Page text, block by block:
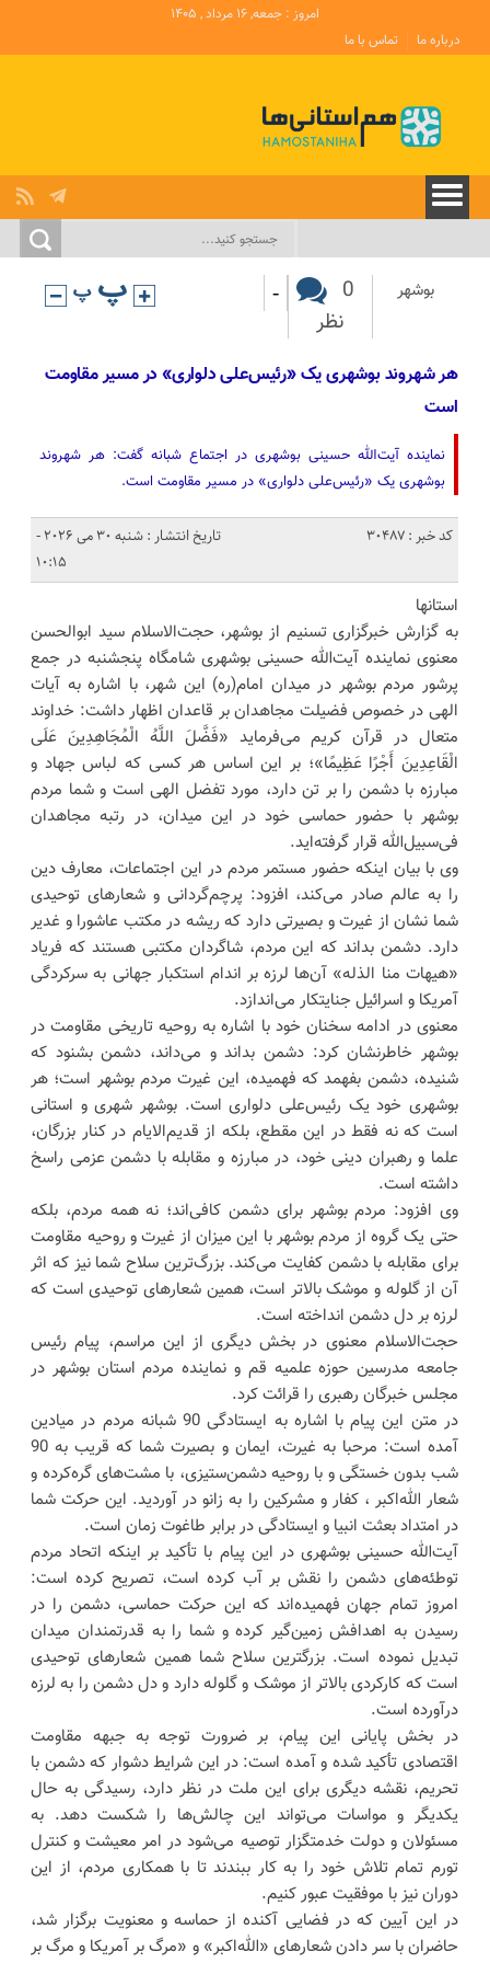
امروز : جمعه, ۱۶ مرداد , ۱۴۰۵
درباره ما
تماس با ما
بوشهر
0
نظر
-
هر شهروند بوشهری یک «رئیس‌علی دلواری» در مسیر مقاومت
است
نماینده آیت‌الله حسینی بوشهری در اجتماع شبانه گفت: هر شهروند
بوشهری یک «رئیس‌علی دلواری» در مسیر مقاومت است.
کد خبر : 30487
تاریخ انتشار : شنبه 30 می 2026 -
10:15
استانها
به گزارش خبرگزاری تسنیم از بوشهر، حجت‌الاسلام سید ابوالحسن
معنوی نماینده آیت‌الله حسینی بوشهری شامگاه پنجشنبه در جمع
پرشور مردم بوشهر در میدان امام(ره) این شهر، با اشاره به آیات
الهی در خصوص فضیلت مجاهدان بر قاعدان اظهار داشت: خداوند
متعال در قرآن کریم می‌فرماید «فَضَّلَ اللَّهُ الْمُجَاهِدِینَ عَلَى
الْقَاعِدِینَ أَجْرًا عَظِیمًا»؛ بر این اساس هر کسی که لباس جهاد و
مبارزه با دشمن را بر تن دارد، مورد تفضل الهی است و شما مردم
بوشهر با حضور حماسی خود در این میدان، در رتبه مجاهدان
فی‌سبیل‌الله قرار گرفته‌اید.
وی با بیان اینکه حضور مستمر مردم در این اجتماعات، معارف دین
را به عالم صادر می‌کند، افزود: پرچم‌گردانی و شعارهای توحیدی
شما نشان از غیرت و بصیرتی دارد که ریشه در مکتب عاشورا و غدیر
دارد. دشمن بداند که این مردم، شاگردان مکتبی هستند که فریاد
«هیهات منا الذله» آن‌ها لرزه بر اندام استکبار جهانی به سرکردگی
آمریکا و اسرائیل جنایتکار می‌اندازد.
معنوی در ادامه سخنان خود با اشاره به روحیه تاریخی مقاومت در
بوشهر خاطرنشان کرد: دشمن بداند و می‌داند، دشمن بشنود که
شنیده، دشمن بفهمد که فهمیده، این غیرت مردم بوشهر است؛ هر
بوشهری خود یک رئیس‌علی دلواری است. بوشهر شهری و استانی
است که نه فقط در این مقطع، بلکه از قدیم‌الایام در کنار بزرگان،
علما و رهبران دینی خود، در مبارزه و مقابله با دشمن عزمی راسخ
داشته است.
وی افزود: مردم بوشهر برای دشمن کافی‌اند؛ نه همه مردم، بلکه
حتی یک گروه از مردم بوشهر با این میزان از غیرت و روحیه مقاومت
برای مقابله با دشمن کفایت می‌کند. بزرگ‌ترین سلاح شما نیز که اثر
آن از گلوله و موشک بالاتر است، همین شعارهای توحیدی است که
لرزه بر دل دشمن انداخته است.
حجت‌الاسلام معنوی در بخش دیگری از این مراسم، پیام رئیس
جامعه مدرسین حوزه علمیه قم و نماینده مردم استان بوشهر در
مجلس خبرگان رهبری را قرائت کرد.
در متن این پیام با اشاره به ایستادگی 90 شبانه مردم در میادین
آمده است: مرحبا به غیرت، ایمان و بصیرت شما که قریب به 90
شب بدون خستگی و با روحیه دشمن‌ستیزی، با مشت‌های گره‌کرده و
شعار الله‌اکبر ، کفار و مشرکین را به زانو در آوردید. این حرکت شما
در امتداد بعثت انبیا و ایستادگی در برابر طاغوت زمان است.
آیت‌الله حسینی بوشهری در این پیام با تأکید بر اینکه اتحاد مردم
توطئه‌های دشمن را نقش بر آب کرده است، تصریح کرده است:
امروز تمام جهان فهمیده‌اند که این حرکت حماسی، دشمن را در
رسیدن به اهدافش زمین‌گیر کرده و شما را به قدرتمندان میدان
تبدیل نموده است. بزرگترین سلاح شما همین شعارهای توحیدی
است که کارکردی بالاتر از موشک و گلوله دارد و دل دشمن را به لرزه
درآورده است.
در بخش پایانی این پیام، بر ضرورت توجه به جبهه مقاومت
اقتصادی تأکید شده و آمده است: در این شرایط دشوار که دشمن با
تحریم، نقشه دیگری برای این ملت در نظر دارد، رسیدگی به حال
یکدیگر و مواسات می‌تواند این چالش‌ها را شکست دهد. به
مسئولان و دولت خدمتگزار توصیه می‌شود در امر معیشت و کنترل
تورم تمام تلاش خود را به کار ببندند تا با همکاری مردم، از این
دوران نیز با موفقیت عبور کنیم.
در این آیین که در فضایی آکنده از حماسه و معنویت برگزار شد،
حاضران با سر دادن شعارهای «الله‌اکبر» و «مرگ بر آمریکا و مرگ بر